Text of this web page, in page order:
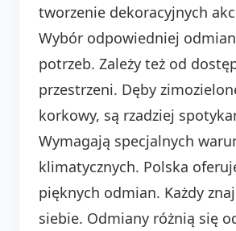
tworzenie dekoracyjnych
Wybór odpowiedniej
potrzeb. Zależy też od
przestrzeni. Dęby
korkowy, są rzadziej
Wymagają specjalnych
klimatycznych. Polska
pięknych odmian. Każdy
siebie. Odmiany różnią się